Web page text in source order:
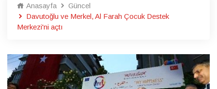
Anasayfa
Güncel
Davutoğlu ve Merkel, Al Farah Çocuk Destek
Merkezi'ni açtı